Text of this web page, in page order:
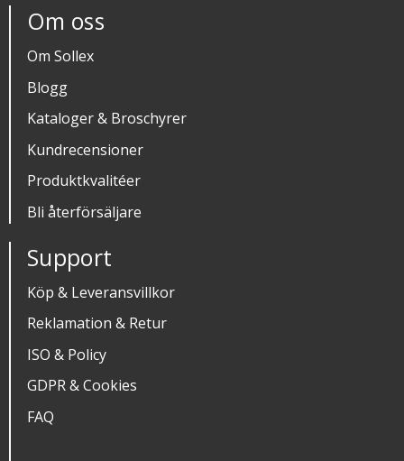
Om oss
Om Sollex
Blogg
Kataloger & Broschyrer
Kundrecensioner
Produktkvalitéer
Bli återförsäljare
Support
Köp & Leveransvillkor
Reklamation & Retur
ISO & Policy
GDPR & Cookies
FAQ